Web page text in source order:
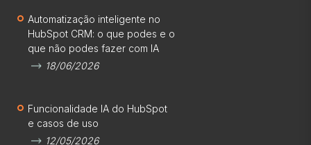
Automatização inteligente no
HubSpot CRM: o que podes e o
que não podes fazer com IA
18/06/2026
Funcionalidade IA do HubSpot
e casos de uso
12/05/2026